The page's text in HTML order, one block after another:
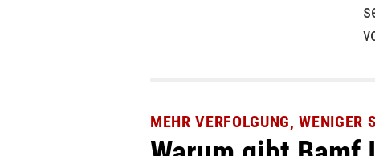
MEHR VERFOLGUNG, WENIGER